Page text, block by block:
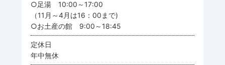
○足湯 10:00～17:00
（11月～4月は16：00まで)
○お土産の館 9:00～18:45
定休日
年中無休